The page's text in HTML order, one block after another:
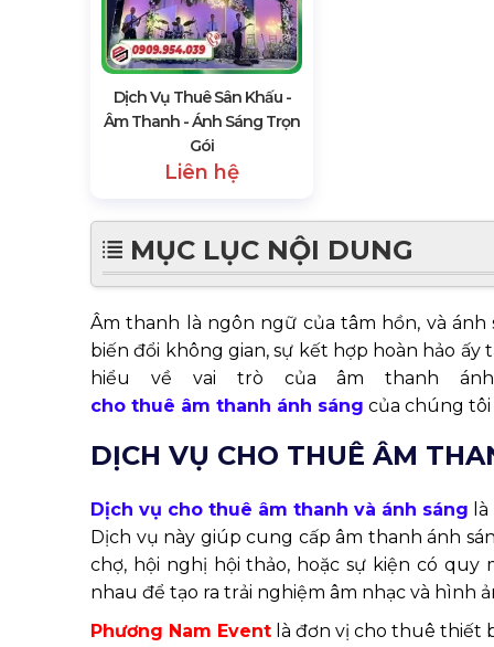
Dịch Vụ Thuê Sân Khấu -
Âm Thanh - Ánh Sáng Trọn
Gói
Liên hệ
MỤC LỤC NỘI DUNG
Âm thanh là ngôn ngữ của tâm hồn, và
biếnđổi không gian, sự kết hợp hoàn hảo ấy
hiểu về vai trò của âm thanh
cho thuê âm thanh ánh sáng của chúng tôi
DỊCH VỤ CHO THUÊ ÂM
Dịch vụ cho thuê âm thanh và ánh sáng
Dịch vụ này giúp cung cấp âm thanh ánh
chợ, hội nghị hội thảo, hoặc sự kiện có quy
nhau để tạo ra trải nghiệm âm nhạc và hình ả
Phương Nam Event là đơn vị cho thuê thiết